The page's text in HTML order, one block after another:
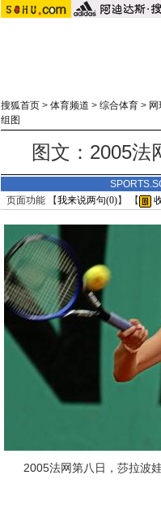
搜狐首页 > 体育频道 > 综合体育 >
组图
图文：2005法
页面功能 【我来说两句(0)】 【
2005法网第八日，莎拉波娃